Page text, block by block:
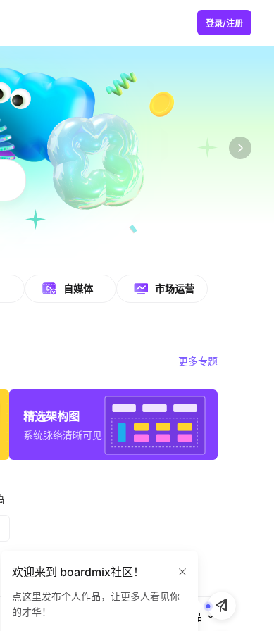
登录/注册
自媒体 市场运营
更多专题
精选架构图
系统脉络清晰可见
全部作品
欢迎来到 boardmix社区！
点这里发布个人作品，让更多人看见你
的才华！